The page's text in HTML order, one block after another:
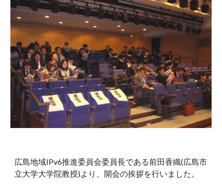
広島地域IPv6推進委員会委員長である前田香織(広島市
立大学大学院教授)より、開会の挨拶を行いました。